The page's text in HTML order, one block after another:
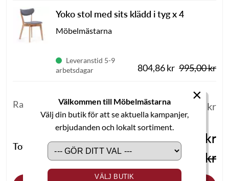
Välkommen till Möbelmästarna
Välj din butik för att se aktuella kampanjer,
erbjudanden och lokalt sortiment.
VÄLJ BUTIK
×
Yoko stol med sits klädd i tygx 4
Möbelmästarna
Leveranstid 5-9
arbetsdagar
804,86 kr 995,00 kr
Rabatt -1 180,00 kr
Totalt
4 995,00 kr
6 175,00 kr